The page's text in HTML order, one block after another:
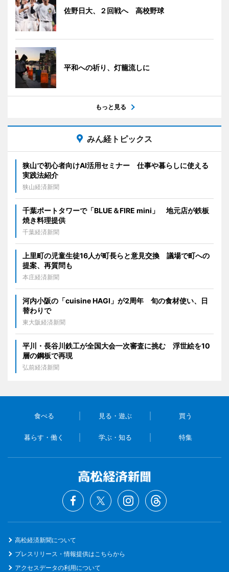
佐野日大、２回戦へ 高校野球
平和への祈り、灯籠流しに
もっと見る
みん経トピックス
狭山で初心者向けAI活用セミナー 仕事や暮らしに使える
実践法紹介
狭山経済新聞
千葉ポートタワーで「BLUE＆FIRE mini」 地元店が鉄板
焼き料理提供
千葉経済新聞
上里町の児童生徒16人が町長らと意見交換 議場で町への
提案、再質問も
本庄経済新聞
河内小阪の「cuisine HAGI」が2周年 旬の食材使い、日
替わりで
東大阪経済新聞
平川・長谷川鉄工が全国大会一次審査に挑む 浮世絵を10
層の鋼板で再現
弘前経済新聞
食べる 見る・遊ぶ 買う
暮らす・働く 学ぶ・知る 特集
高松経済新聞について
プレスリリース・情報提供はこちらから
アクセスデータの利用について